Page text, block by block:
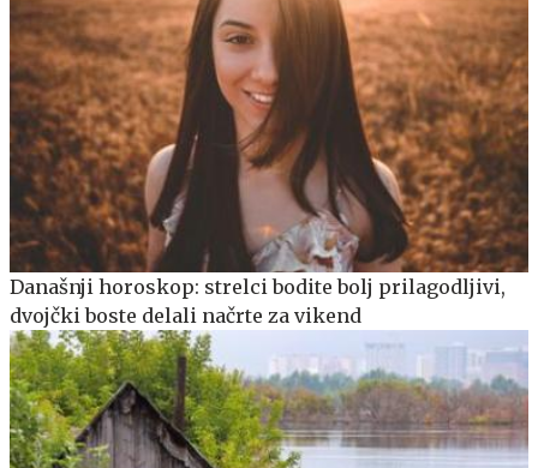
Današnji horoskop: strelci bodite bolj prilagodljivi,
dvojčki boste delali načrte za vikend